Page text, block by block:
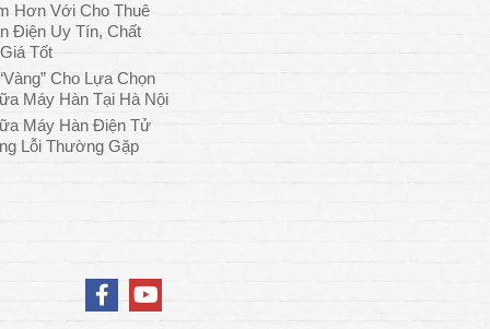
Hơn Với Cho Thuê
Điện Uy Tín, Chất
Tốt
Cho Lựa Chọn
Máy Hàn Tại Hà Nội
Máy Hàn Điện Tử
Lỗi Thường Gặp